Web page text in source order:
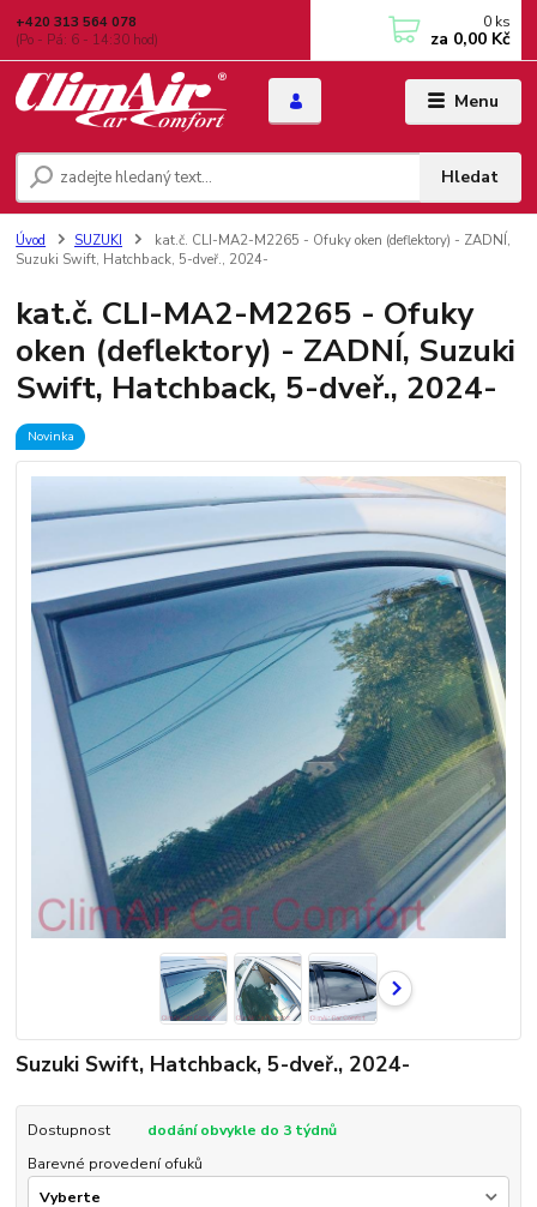
Menu
Hledat
+420 313 564 078
(Po - Pá: 6 - 14:30 hod)
0 ks
za 0,00 Kč
Úvod SUZUKI
kat.č. CLI-MA2-M2265 - Ofuky oken (deflektory) - ZADNÍ,
Suzuki Swift, Hatchback, 5-dveř., 2024-
kat.č. CLI-MA2-M2265 - Ofuky
oken (deflektory) - ZADNÍ, Suzuki
Swift, Hatchback, 5-dveř., 2024-
Novinka
Suzuki Swift, Hatchback, 5-dveř., 2024-
Dostupnost
dodání obvykle do 3 týdnů
Barevné provedení ofuků